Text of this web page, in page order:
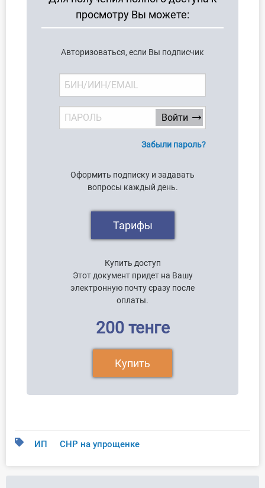
просмотру Вы можете:
Авторизоваться, если Вы подписчик
Забыли пароль?
Оформить подписку и задавать
вопросы каждый день.
Тарифы
Купить доступ
Этот документ придет на Вашу
электронную почту сразу после
оплаты.
200 тенге
Купить
ИП СНР на упрощенке